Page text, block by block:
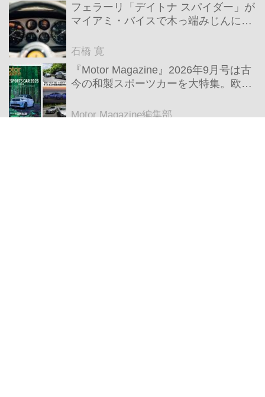
フェラーリ「デイトナ スパイダー」が
マイアミ・バイスで木っ端みじんにな
石橋 寛
『Motor Magazine』2026年9月号は古
今の和製スポーツカーを大特集。欧州
Motor Magazine編集部